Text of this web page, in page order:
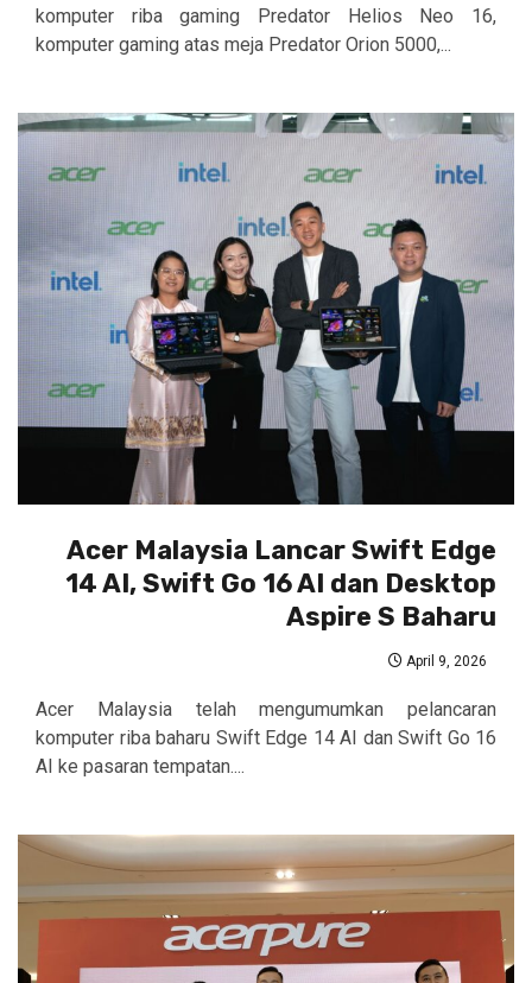
komputer riba gaming Predator Helios Neo 16,
komputer gaming atas meja Predator Orion 5000,...
Acer Malaysia Lancar Swift Edge
14 AI, Swift Go 16 AI dan Desktop
Aspire S Baharu
April 9, 2026
Acer Malaysia telah mengumumkan pelancaran
komputer riba baharu Swift Edge 14 AI dan Swift Go 16
AI ke pasaran tempatan....